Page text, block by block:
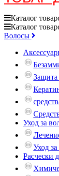
Каталог
Каталог
Волосы
Уход за
Уход
Расчески